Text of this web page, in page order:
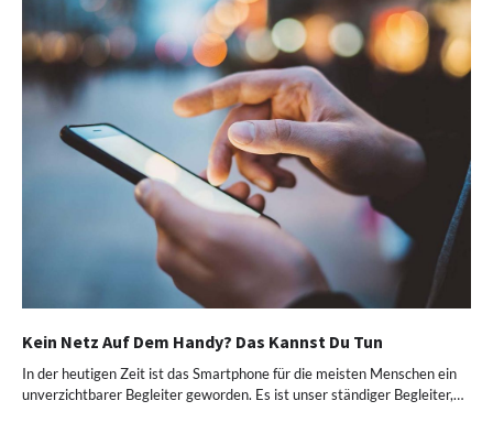
Kein Netz Auf Dem Handy? Das Kannst Du Tun
In der heutigen Zeit ist das Smartphone für die meisten Menschen ein
unverzichtbarer Begleiter geworden. Es ist unser ständiger Begleiter,…